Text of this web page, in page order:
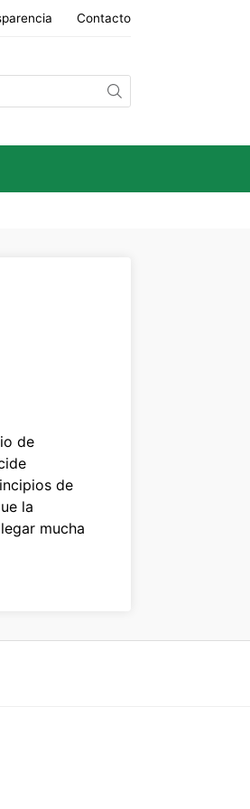
Contacto
de
de
la
mucha